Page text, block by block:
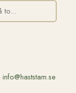
info@haststam.se